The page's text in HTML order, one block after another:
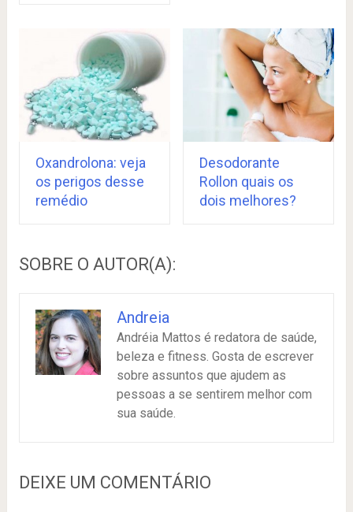
Oxandrolona: veja
os perigos desse
remédio
Desodorante
Rollon quais os
dois melhores?
SOBRE O AUTOR(A):
Andreia
Andréia Mattos é redatora de saúde,
beleza e fitness. Gosta de escrever
sobre assuntos que ajudem as
pessoas a se sentirem melhor com
sua saúde.
DEIXE UM COMENTÁRIO